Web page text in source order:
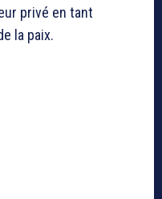
privé en tant
la paix.